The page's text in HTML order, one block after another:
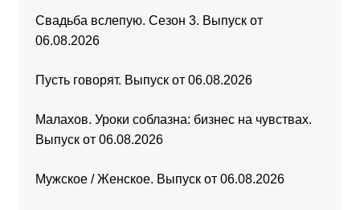
Свадьба вслепую. Сезон 3. Выпуск от
06.08.2026
Пусть говорят. Выпуск от 06.08.2026
Малахов. Уроки соблазна: бизнес на чувствах.
Выпуск от 06.08.2026
Мужское / Женское. Выпуск от 06.08.2026